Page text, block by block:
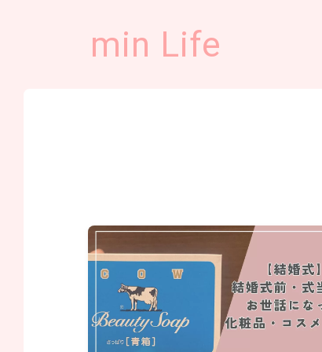
min Life